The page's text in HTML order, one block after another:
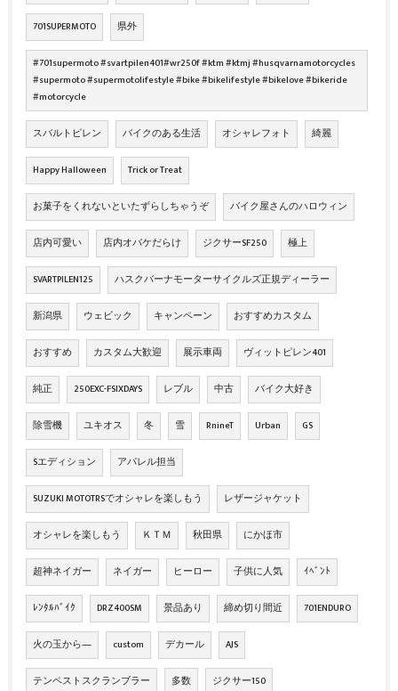
701SUPERMOTO 県外
#701supermoto #svartpilen401#wr250f #ktm #ktmj #husqvarnamotorcycles
#supermoto #supermotolifestyle #bike #bikelifestyle #bikelove #bikeride
#motorcycle
スバルトピレン バイクのある生活 オシャレフォト 綺麗
Happy Halloween Trick or Treat
お菓子をくれないといたずらしちゃうぞ バイク屋さんのハロウィン
店内可愛い 店内オバケだらけ ジクサーSF250 極上
SVARTPILEN125 ハスクバーナモーターサイクルズ正規ディーラー
新潟県 ウェビック キャンペーン おすすめカスタム
おすすめ カスタム大歓迎 展示車両 ヴィットピレン401
純正 250EXC-FSIXDAYS レブル 中古 バイク大好き
除雪機 ユキオス 冬 雪 RnineT Urban GS
Sエディション アパレル担当
SUZUKI MOTOTRSでオシャレを楽しもう レザージャケット
オシャレを楽しもう ＫＴＭ 秋田県 にかほ市
超神ネイガー ネイガー ヒーロー 子供に人気 ｲﾍﾞﾝﾄ
ﾚﾝﾀﾙﾊﾞｲｸ DRZ400SM 景品あり 締め切り間近 701ENDURO
火の玉から― custom デカール AJS
テンペストスクランブラー 多数 ジクサー150